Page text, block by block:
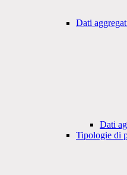
Dati
Dati
Tipologie di